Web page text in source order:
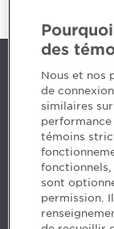
Contact us
5, Place Ville
H3B 2G2
Questions?
Want to
our job offers >
des
Nous et nos
de
similaires
témoins
sont
permission.